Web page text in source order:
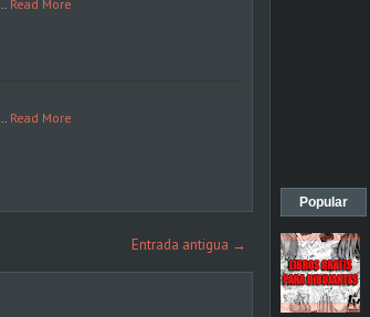
Read More
Read More
Entrada antigua →
Popular